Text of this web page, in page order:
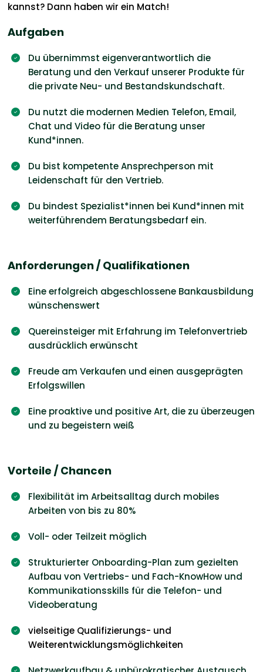
kannst? Dann haben wir ein Match!
Aufgaben
Du übernimmst eigenverantwortlich die
Beratung und den Verkauf unserer Produkte für
die private Neu- und Bestandskundschaft.
Du nutzt die modernen Medien Telefon, Email,
Chat und Video für die Beratung unser
Kund*innen.
Du bist kompetente Ansprechperson mit
Leidenschaft für den Vertrieb.
Du bindest Spezialist*innen bei Kund*innen mit
weiterführendem Beratungsbedarf ein.
Anforderungen / Qualifikationen
Eine erfolgreich abgeschlossene Bankausbildung
wünschenswert
Quereinsteiger mit Erfahrung im Telefonvertrieb
ausdrücklich erwünscht
Freude am Verkaufen und einen ausgeprägten
Erfolgswillen
Eine proaktive und positive Art, die zu überzeugen
und zu begeistern weiß
Vorteile / Chancen
Flexibilität im Arbeitsalltag durch mobiles
Arbeiten von bis zu 80%
Voll- oder Teilzeit möglich
Strukturierter Onboarding-Plan zum gezielten
Aufbau von Vertriebs- und Fach-KnowHow und
Kommunikationsskills für die Telefon- und
Videoberatung
vielseitige Qualifizierungs- und
Weiterentwicklungsmöglichkeiten